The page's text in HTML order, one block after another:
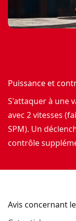
Puissance et
S'attaquer à une
avec 2 vitesses
SPM). Un
contrôle
Avis concernant